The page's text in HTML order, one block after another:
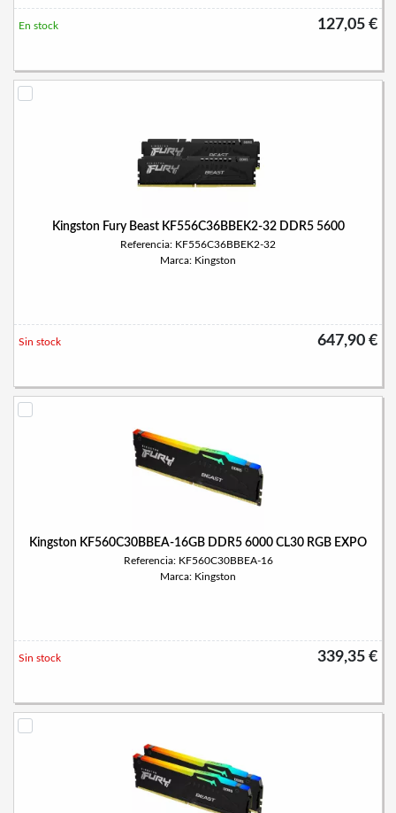
127,05 €
En stock
Kingston Fury Beast KF556C36BBEK2-32 DDR5 5600
Referencia: KF556C36BBEK2-32
Marca: Kingston
647,90 €
Sin stock
Kingston KF560C30BBEA-16GB DDR5 6000 CL30 RGB EXPO
Referencia: KF560C30BBEA-16
Marca: Kingston
339,35 €
Sin stock